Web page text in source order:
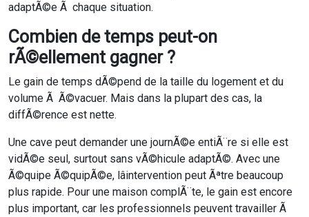
adaptÃ©e Ã chaque situation.
Combien de temps peut-on
rÃ©ellement gagner ?
Le gain de temps dÃ©pend de la taille du logement et du
volume Ã Ã©vacuer. Mais dans la plupart des cas, la
diffÃ©rence est nette.
Une cave peut demander une journÃ©e entiÃ¨re si elle est
vidÃ©e seul, surtout sans vÃ©hicule adaptÃ©. Avec une
Ã©quipe Ã©quipÃ©e, lâintervention peut Ãªtre beaucoup
plus rapide. Pour une maison complÃ¨te, le gain est encore
plus important, car les professionnels peuvent travailler Ã